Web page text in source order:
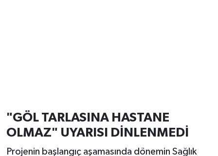
"GÖL TARLASINA HASTANE
OLMAZ" UYARISI DİNLENMEDİ
Projenin başlangıç aşamasında dönemin Sağlık